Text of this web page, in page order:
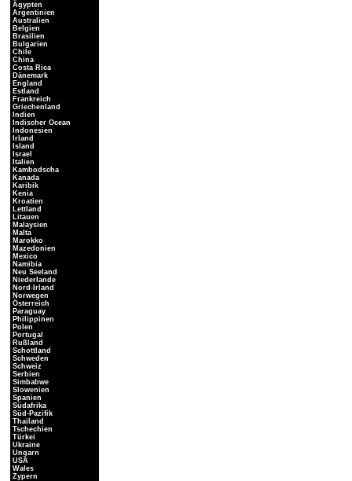
Ägypten
Argentinien
Australien
Belgien
Brasilien
Bulgarien
Chile
China
Costa Rica
Dänemark
England
Estland
Frankreich
Griechenland
Indien
Indischer Ocean
Indonesien
Irland
Island
Israel
Italien
Kambodscha
Kanada
Karibik
Kenia
Kroatien
Lettland
Litauen
Malaysien
Malta
Marokko
Mazedonien
Mexico
Namibia
Neu Seeland
Niederlande
Nord-Irland
Norwegen
Österreich
Paraguay
Philippinen
Polen
Portugal
Rußland
Schottland
Schweden
Schweiz
Serbien
Simbabwe
Slowenien
Spanien
Südafrika
Süd-Pazifik
Thailand
Tschechien
Türkei
Ukraine
Ungarn
USA
Wales
Zypern